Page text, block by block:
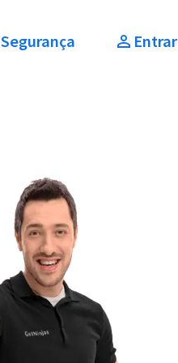
Segurança Entrar